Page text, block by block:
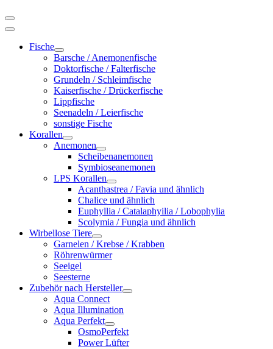
Fische
Barsche / Anemonenfische
Doktorfische / Falterfische
Grundeln / Schleimfische
Kaiserfische / Drückerfische
Lippfische
Seenadeln / Leierfische
sonstige Fische
Korallen
Anemonen
Scheibenanemonen
Symbioseanemonen
LPS Korallen
Acanthastrea / Favia und ähnlich
Chalice und ähnlich
Euphyllia / Catalaphyilia / Lobophylia
Scolymia / Fungia und ähnlich
Wirbellose Tiere
Garnelen / Krebse / Krabben
Röhrenwürmer
Seeigel
Seesterne
Zubehör nach Hersteller
Aqua Connect
Aqua Illumination
Aqua Perfekt
OsmoPerfekt
Power Lüfter